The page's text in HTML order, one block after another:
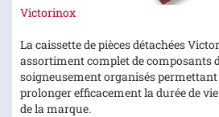
Victorinox
La caissette de pièces détachées
assortiment complet de composants
soigneusement organisés permettant
prolonger efficacement la durée de
de la marque.
Skip
the
beginning
of
the
images